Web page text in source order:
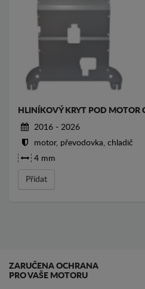
HLINÍKOVÝ KRYT POD MOTOR
2016 - 2026
motor, převodovka, chladič
4 mm
Přídat
ZARUČENA OCHRANA
PRO VAŠE MOTORU